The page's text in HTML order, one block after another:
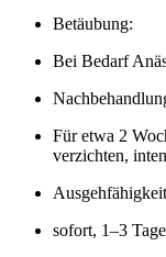
Betäubung:
Bei Bedarf
Für etwa 2
verzichten,
sofort, 1–3